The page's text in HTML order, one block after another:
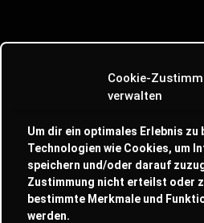
Cookie-
verwalten
Um dir ein optimales Erlebnis zu
Technologien wie Cookies, um
speichern und/oder darauf
Zustimmung nicht erteilst oder
bestimmte Merkmale und
werden.
25.07 –
INDIEGO OPEN
15 Uhr 22 Uhr
Am 25.07. schmeißen wir
Open Air auf dem Glockseehof! Von
von: 🩷 @aische.oger🩷
🩷 @lola.mx_ Außerdem wird es
von @welsmithutttt geben sowie